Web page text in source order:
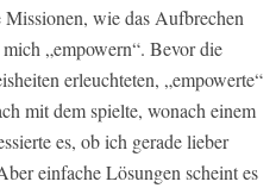
wie das Aufbrechen
„empowern“. Bevor die
erleuchteten, „empowerte“
mit dem spielte, wonach einem
es, ob ich gerade lieber
einfache Lösungen scheint es